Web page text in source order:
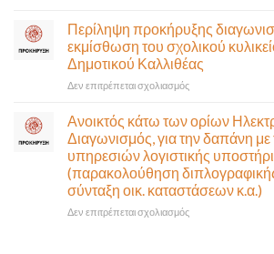
σημαντικό
έργο
υποδομής
ολοκληρώθηκε
που
θα
γίνει
δια
ζώσης
αίθουσα
Δημοτικού
Συμβουλίου)
&
με
τηλεδιάσκεψη
(μικτή
προκήρυξης
διαγωνισμού
για
την
εκμίσθωση
σχολικού
κυλικείου
του
1ου
Δημοτικού
Καλλιθέας
Περίληψη προκήρυξης
εκμίσθωση του σχολικού
Δημοτικού Καλλιθέας
Δεν επιτρέπεται σχολιασμόςστο
προκήρυξης
διαγωνισμού
για
την
εκμίσθωση
του
σχολικού
Ανοικτός κάτω των ορίων
Διαγωνισμός, για την δαπάνη με
υπηρεσιών λογιστικής
(παρακολούθηση
σύνταξη οικ. καταστάσεων κ.α.)
Δεν επιτρέπεται σχολιασμόςστο